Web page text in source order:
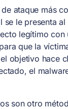
ataque más
se le presenta
legítimo con
que la
objetivo hace
el
son otro